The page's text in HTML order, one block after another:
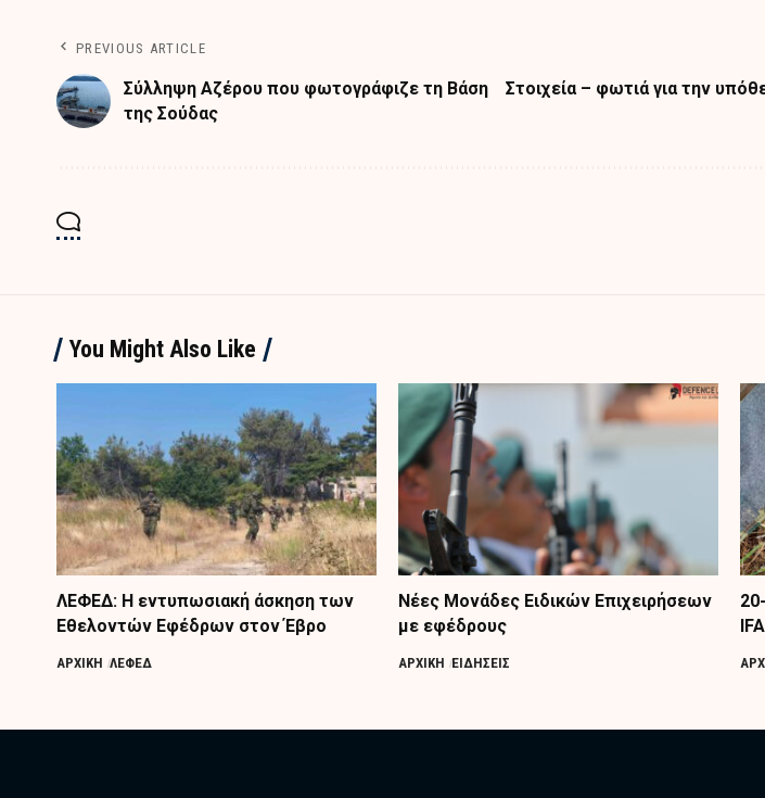
PREVIOUS ARTICLE
Σύλληψη Αζέρου που φωτογράφιζε τη Βάση
της Σούδας
Στοιχεία – φωτιά για την
You Might Also Like
ΛΕΦΕΔ: Η εντυπωσιακή άσκηση των
Εθελοντών Εφέδρων στον Έβρο
ΑΡΧΙΚΗ ΛΕΦΕΔ
Nέες Μονάδες Ειδικών Επιχειρήσεων
με εφέδρους
ΑΡΧΙΚΗ ΕΙΔΗΣΕΙΣ